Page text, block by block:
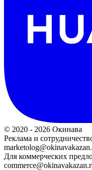
© 2020 - 2026 Окинава
Реклама и
Для коммерческих